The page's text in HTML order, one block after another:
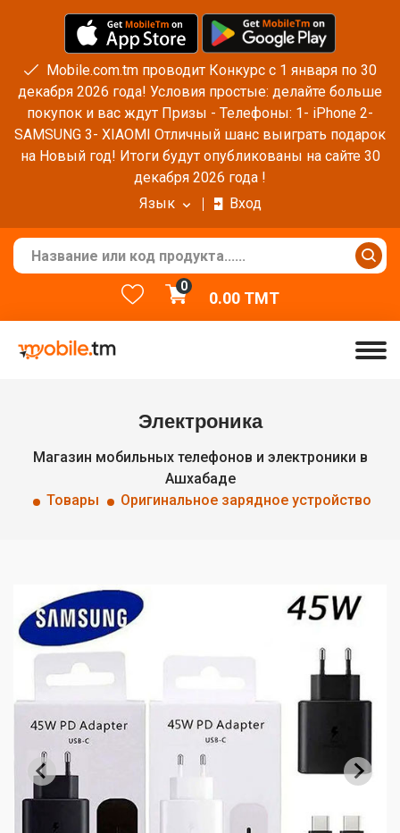
Mobile.com.tm проводит Конкурс с 1 января по 30
декабря 2026 года! Условия простые: делайте больше
покупок и вас ждут Призы - Телефоны: 1- iPhone 2-
SAMSUNG 3- XIAOMI Отличный шанс выиграть подарок
на Новый год! Итоги будут опубликованы на сайте 30
декабря 2026 года !
Язык
Вход
0
0.00TMT
Электроника
Магазин мобильных телефонов и электроники в
Ашхабаде
Товары
Оригинальное зарядное устройство